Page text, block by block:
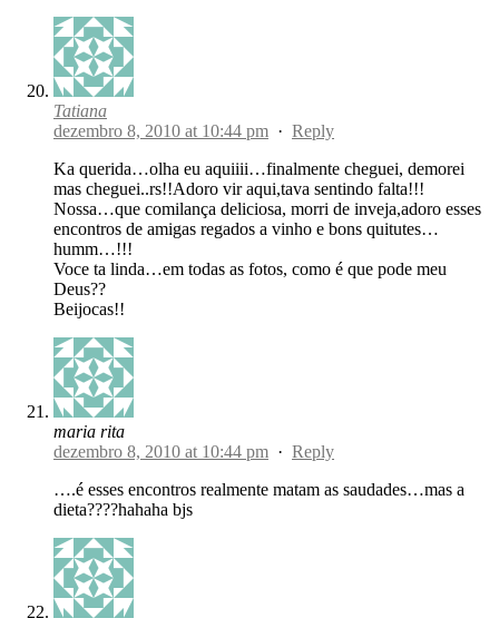
Tatiana
dezembro 8, 2010 at 10:44 pm · Reply
Ka querida…olha eu aquiiii…finalmente cheguei, demorei
mas cheguei..rs!!Adoro vir aqui,tava sentindo falta!!!
Nossa…que comilança deliciosa, morri de inveja,adoro esses
encontros de amigas regados a vinho e bons quitutes…
humm…!!!
Voce ta linda…em todas as fotos, como é que pode meu
Deus??
Beijocas!!
maria rita
dezembro 8, 2010 at 10:44 pm · Reply
….é esses encontros realmente matam as saudades…mas a
dieta????hahaha bjs